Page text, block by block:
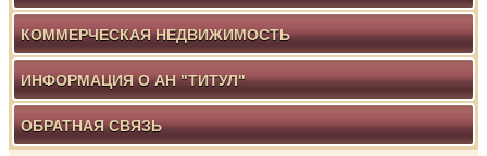
КОММЕРЧЕСКАЯ НЕДВИЖИМОСТЬ
ИНФОРМАЦИЯ О АН "ТИТУЛ"
ОБРАТНАЯ СВЯЗЬ